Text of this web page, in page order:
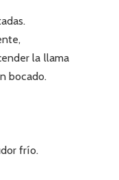
la llama
bocado.
frío.